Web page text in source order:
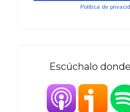
Política de
Escúchalo